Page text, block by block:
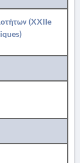
(XXIIe